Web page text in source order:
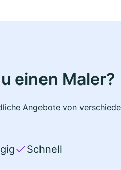
einen Maler?
Angebote von
Schnell